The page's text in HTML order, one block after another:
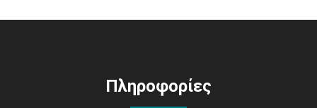
Πληροφορίες